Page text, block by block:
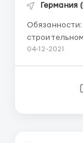
Германия
оплаты
комфортное
счет
04-12-2021